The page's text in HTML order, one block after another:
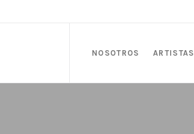
NOSOTROS ARTISTAS